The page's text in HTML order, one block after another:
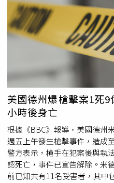
段日子最赤裸的痛苦：「其
真相』的時候。」他無奈表示
網路臆測，甚至被瘋傳「帶女
成自己被嚴重誤會，「那段時
心俱疲，感覺信任整個崩塌」
了嗎？」范姜堅定說：「經歷
地站起來。」沉重的真心告白
隨即用幽默化解氣氛，調侃曲
在瞎扯，結果竟然準到可怕！
心的則是啦啦隊女神檸檬。曲
她現在內心焦躁，似乎正面臨
呼神準，大方承認：「我確實
次。」小S驚訝追問原因，檸
越多，如果球隊場次跳得太滿
將重心調整為啦啦隊與演藝工
美國德州爆槍擊案1死
小時後身亡
根據《BBC》報導，美國德州
週五上午發生槍擊事件，造成
警方表示，槍手在犯案後與執
認死亡，事件已宣告解除。米
前已知共有11名受害者，其中